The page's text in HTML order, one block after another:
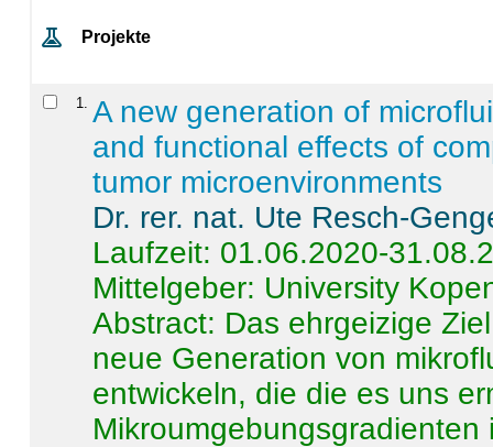
Projekte
1
A new generation of
and functional effects of
tumor microenvironments
Dr. rer. nat. Ute Resch-
Laufzeit: 01.06.2020-
Mittelgeber: University
Abstract: Das ehrgeizige
neue Generation von
entwickeln, die die es uns
Mikroumgebungsgradienten